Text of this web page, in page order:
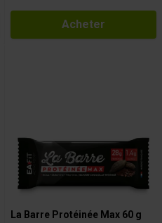
Acheter
La Barre Protéinée Max 60 g